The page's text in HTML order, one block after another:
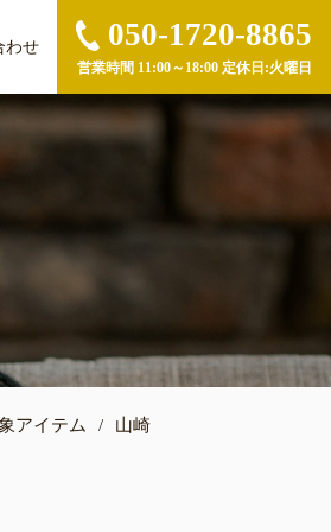
わせ 050-1720-8865
営業時間 11:00～18:00 定休日:火曜日
アイテム / 山崎